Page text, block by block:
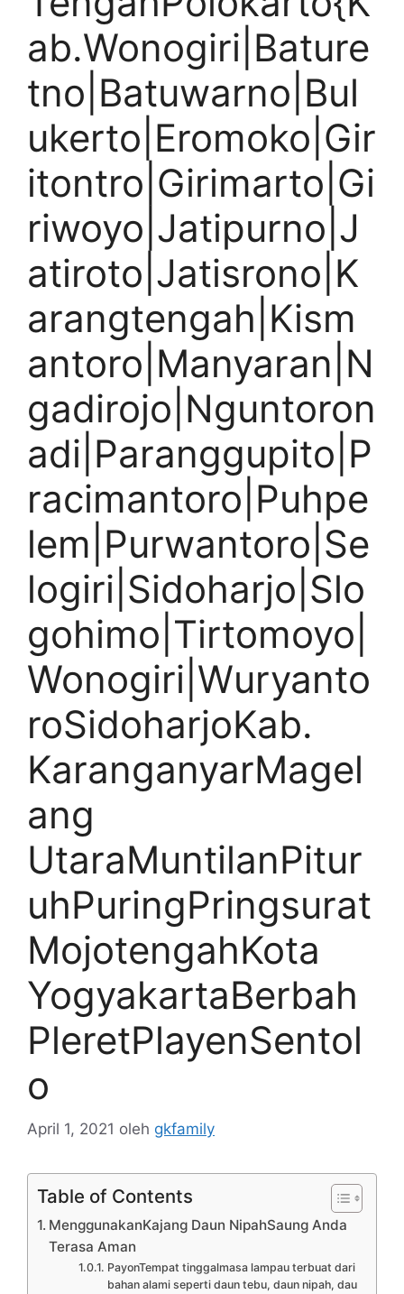
ab.Wonogiri|Bature
tno|Batuwarno|Bul
ukerto|Eromoko|Gir
itontro|Girimarto|Gi
riwoyo|Jatipurno|J
atiroto|Jatisrono|K
arangtengah|Kism
antoro|Manyaran|N
gadirojo|Nguntoron
adi|Paranggupito|P
racimantoro|Puhpe
lem|Purwantoro|Se
logiri|Sidoharjo|Slo
gohimo|Tirtomoyo|
Wonogiri|Wuryanto
roSidoharjoKab.
KaranganyarMagel
ang
UtaraMuntilanPitur
uhPuringPringsurat
MojotengahKota
YogyakartaBerbah
PleretPlayenSentol
o
April 1, 2021 oleh gkfamily
Table of Contents
MenggunakanKajang Daun NipahSaung Anda
Terasa Aman
PayonTempat tinggalmasa lampau terbuat dari
bahan alami seperti daun tebu, daun nipah, dau